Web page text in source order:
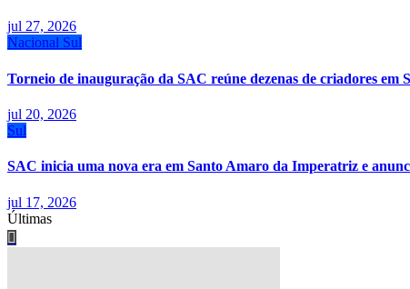
jul 27, 2026
Nacional Sul
Torneio de inauguração da SAC reúne dezenas de criadores
jul 20, 2026
Sul
SAC inicia uma nova era em Santo Amaro da Imperatriz e
jul 17, 2026
Últimas